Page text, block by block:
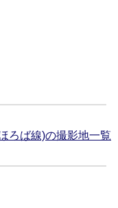
ろば線)の撮影地一覧